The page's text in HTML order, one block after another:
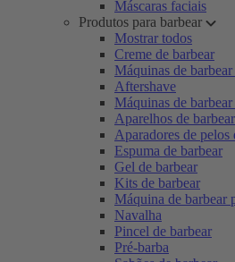
Máscaras faciais
Produtos para barbear
Mostrar todos
Creme de barbear
Máquinas de
Aftershave
Máquinas de
Aparelhos de
Aparadores de pelos
Espuma de barbear
Gel de barbear
Kits de barbear
Máquina de barbear
Navalha
Pincel de barbear
Pré-barba